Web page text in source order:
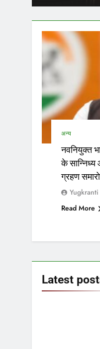
अन्य
नवनियुक्त
के सान्निध्य
ग्रहण
Yugkranti
Read More
Latest